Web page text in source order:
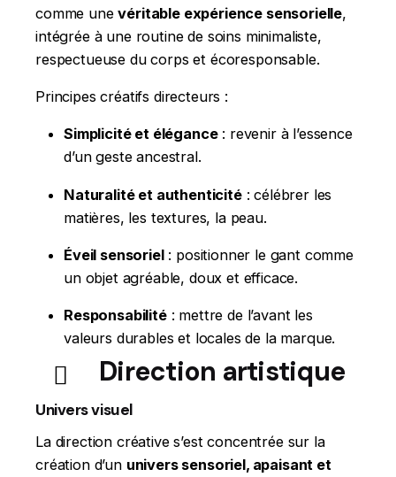
comme unevéritable expérience sensorielle,
intégrée à une routine de soins minimaliste,
respectueuse du corps et écoresponsable.
Principes créatifs directeurs :
Simplicité et élégance: revenir à l’essence
d’un geste ancestral.
Naturalité et authenticité: célébrer les
matières, les textures, la peau.
Éveil sensoriel: positionner le gant comme
un objet agréable, doux et efficace.
Responsabilité: mettre de l’avant les
valeurs durables et locales de la marque.
Direction artistique
Univers visuel
La direction créative s’est concentrée sur la
création d’un univers sensoriel, apaisant et